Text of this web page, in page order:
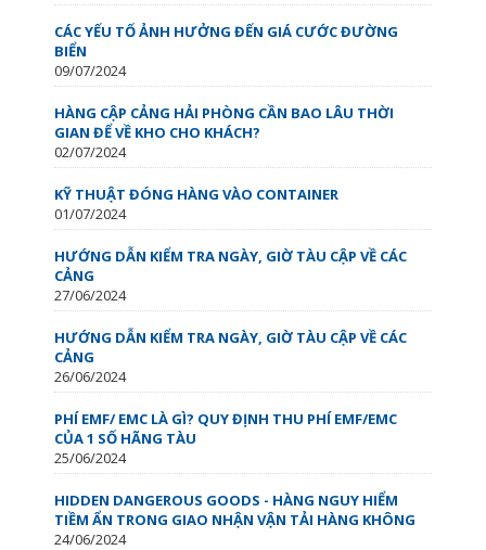
CÁC YẾU TỐ ẢNH HƯỞNG ĐẾN GIÁ CƯỚC ĐƯỜNG
BIỂN
09/07/2024
HÀNG CẬP CẢNG HẢI PHÒNG CẦN BAO LÂU THỜI
GIAN ĐỂ VỀ KHO CHO KHÁCH?
02/07/2024
KỸ THUẬT ĐÓNG HÀNG VÀO CONTAINER
01/07/2024
HƯỚNG DẪN KIỂM TRA NGÀY, GIỜ TÀU CẬP VỀ CÁC
CẢNG
27/06/2024
HƯỚNG DẪN KIỂM TRA NGÀY, GIỜ TÀU CẬP VỀ CÁC
CẢNG
26/06/2024
PHÍ EMF/ EMC LÀ GÌ? QUY ĐỊNH THU PHÍ EMF/EMC
CỦA 1 SỐ HÃNG TÀU
25/06/2024
HIDDEN DANGEROUS GOODS - HÀNG NGUY HIỂM
TIỀM ẨN TRONG GIAO NHẬN VẬN TẢI HÀNG KHÔNG
24/06/2024